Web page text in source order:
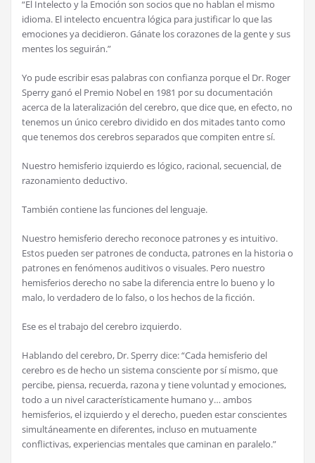
“El Intelecto y la Emoción son socios que no hablan el mismo
idioma. El intelecto encuentra lógica para justificar lo que las
emociones ya decidieron. Gánate los corazones de la gente y sus
mentes los seguirán.”
Yo pude escribir esas palabras con confianza porque el Dr. Roger
Sperry ganó el Premio Nobel en 1981 por su documentación
acerca de la lateralización del cerebro, que dice que, en efecto, no
tenemos un único cerebro dividido en dos mitades tanto como
que tenemos dos cerebros separados que compiten entre sí.
Nuestro hemisferio izquierdo es lógico, racional, secuencial, de
razonamiento deductivo.
También contiene las funciones del lenguaje.
Nuestro hemisferio derecho reconoce patrones y es intuitivo.
Estos pueden ser patrones de conducta, patrones en la historia o
patrones en fenómenos auditivos o visuales. Pero nuestro
hemisferios derecho no sabe la diferencia entre lo bueno y lo
malo, lo verdadero de lo falso, o los hechos de la ficción.
Ese es el trabajo del cerebro izquierdo.
Hablando del cerebro, Dr. Sperry dice: “Cada hemisferio del
cerebro es de hecho un sistema consciente por sí mismo, que
percibe, piensa, recuerda, razona y tiene voluntad y emociones,
todo a un nivel característicamente humano y… ambos
hemisferios, el izquierdo y el derecho, pueden estar conscientes
simultáneamente en diferentes, incluso en mutuamente
conflictivas, experiencias mentales que caminan en paralelo.”